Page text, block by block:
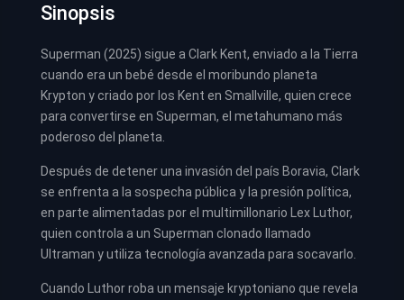
Sinopsis
Superman (2025) sigue a Clark Kent, enviado a la Tierra
cuando era un bebé desde el moribundo planeta
Krypton y criado por los Kent en Smallville, quien crece
para convertirse en Superman, el metahumano más
poderoso del planeta.
Después de detener una invasión del país Boravia, Clark
se enfrenta a la sospecha pública y la presión política,
en parte alimentadas por el multimillonario Lex Luthor,
quien controla a un Superman clonado llamado
Ultraman y utiliza tecnología avanzada para socavarlo.
Cuando Luthor roba un mensaje kryptoniano que revela